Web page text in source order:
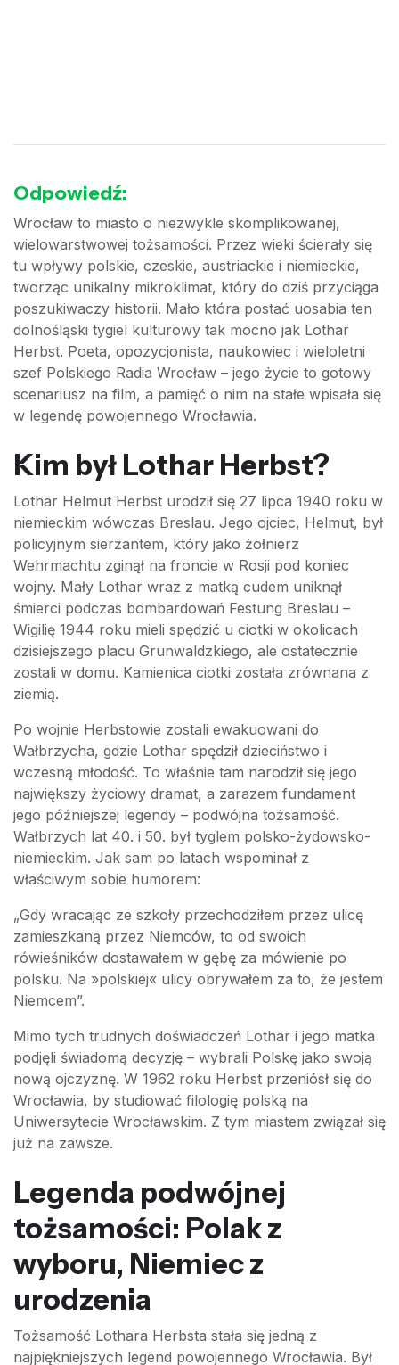
Odpowiedź:
Wrocław to miasto o niezwykle skomplikowanej,
wielowarstwowej tożsamości. Przez wieki ścierały się
tu wpływy polskie, czeskie, austriackie i niemieckie,
tworząc unikalny mikroklimat, który do dziś przyciąga
poszukiwaczy historii. Mało która postać uosabia ten
dolnośląski tygiel kulturowy tak mocno jak Lothar
Herbst. Poeta, opozycjonista, naukowiec i wieloletni
szef Polskiego Radia Wrocław – jego życie to gotowy
scenariusz na film, a pamięć o nim na stałe wpisała się
w legendę powojennego Wrocławia.
Kim był Lothar Herbst?
Lothar Helmut Herbst urodził się 27 lipca 1940 roku w
niemieckim wówczas Breslau. Jego ojciec, Helmut, był
policyjnym sierżantem, który jako żołnierz
Wehrmachtu zginął na froncie w Rosji pod koniec
wojny. Mały Lothar wraz z matką cudem uniknął
śmierci podczas bombardowań Festung Breslau –
Wigilię 1944 roku mieli spędzić u ciotki w okolicach
dzisiejszego placu Grunwaldzkiego, ale ostatecznie
zostali w domu. Kamienica ciotki została zrównana z
ziemią.
Po wojnie Herbstowie zostali ewakuowani do
Wałbrzycha, gdzie Lothar spędził dzieciństwo i
wczesną młodość. To właśnie tam narodził się jego
największy życiowy dramat, a zarazem fundament
jego późniejszej legendy – podwójna tożsamość.
Wałbrzych lat 40. i 50. był tyglem polsko-żydowsko-
niemieckim. Jak sam po latach wspominał z
właściwym sobie humorem:
„Gdy wracając ze szkoły przechodziłem przez ulicę
zamieszkaną przez Niemców, to od swoich
rówieśników dostawałem w gębę za mówienie po
polsku. Na »polskiej« ulicy obrywałem za to, że jestem
Niemcem”.
Mimo tych trudnych doświadczeń Lothar i jego matka
podjęli świadomą decyzję – wybrali Polskę jako swoją
nową ojczyznę. W 1962 roku Herbst przeniósł się do
Wrocławia, by studiować filologię polską na
Uniwersytecie Wrocławskim. Z tym miastem związał się
już na zawsze.
Legenda podwójnej
tożsamości: Polak z
wyboru, Niemiec z
urodzenia
Tożsamość Lothara Herbsta stała się jedną z
najpiękniejszych legend powojennego Wrocławia. Był